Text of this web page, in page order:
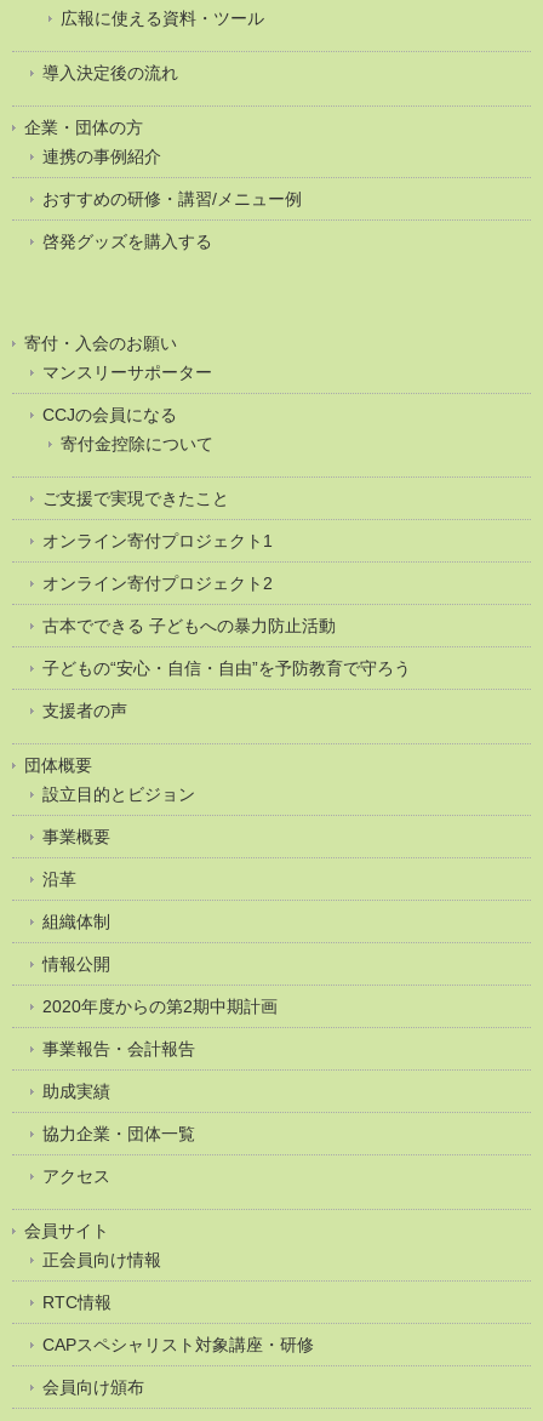
広報に使える資料・ツール
導入決定後の流れ
企業・団体の方
連携の事例紹介
おすすめの研修・講習/メニュー例
啓発グッズを購入する
寄付・入会のお願い
マンスリーサポーター
CCJの会員になる
寄付金控除について
ご支援で実現できたこと
オンライン寄付プロジェクト1
オンライン寄付プロジェクト2
古本でできる 子どもへの暴力防止活動
子どもの“安心・自信・自由”を予防教育で守ろう
支援者の声
団体概要
設立目的とビジョン
事業概要
沿革
組織体制
情報公開
2020年度からの第2期中期計画
事業報告・会計報告
助成実績
協力企業・団体一覧
アクセス
会員サイト
正会員向け情報
RTC情報
CAPスペシャリスト対象講座・研修
会員向け頒布